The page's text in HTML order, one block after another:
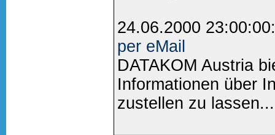
24.06.2000
per eMail
DATAKOM Austria
Informationen über
zustellen zu